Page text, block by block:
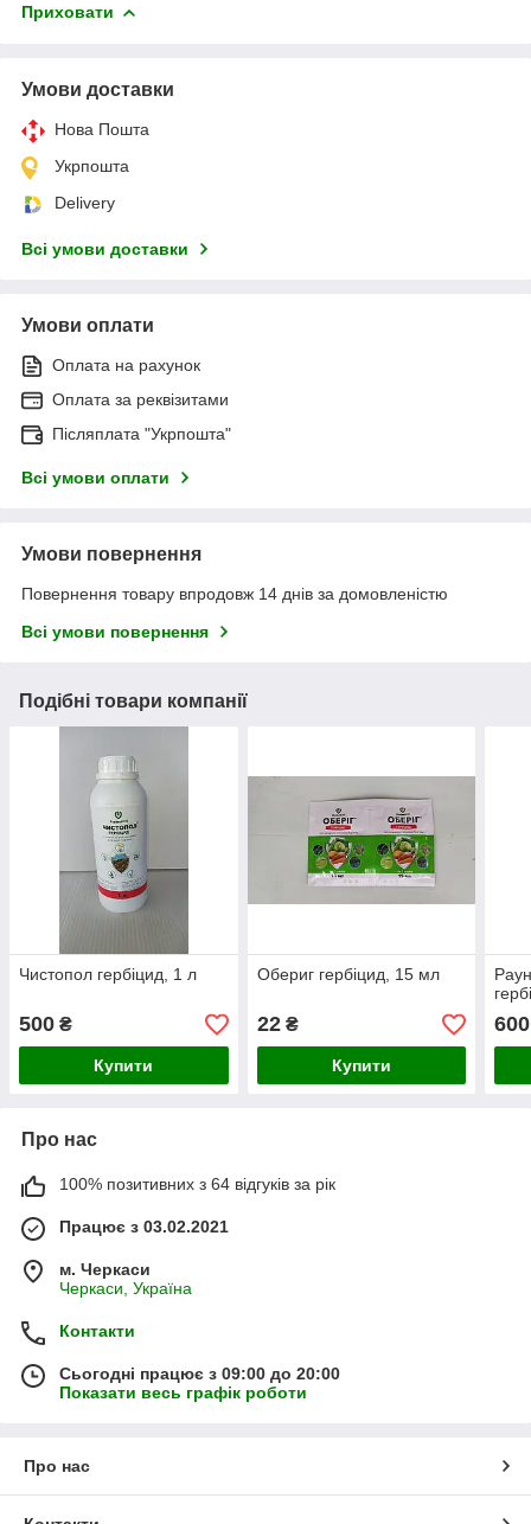
Приховати
Умови доставки
Нова Пошта
Укрпошта
Delivery
Всі умови доставки
Умови оплати
Оплата на рахунок
Оплата за реквізитами
Післяплата "Укрпошта"
Всі умови оплати
Умови повернення
Повернення товару впродовж 14 днів за домовленістю
Всі умови повернення
Подібні товари компанії
Чистопол гербіцид, 1 л
500 ₴
Купити
Обериг гербіцид, 15 мл
22₴
Купити
600
Про нас
100% позитивних з 64 відгуків за рік
Працює з 03.02.2021
м. Черкаси
Черкаси, Україна
Контакти
Сьогодні працює з 09:00 до 20:00
Показати весь графік роботи
Про нас